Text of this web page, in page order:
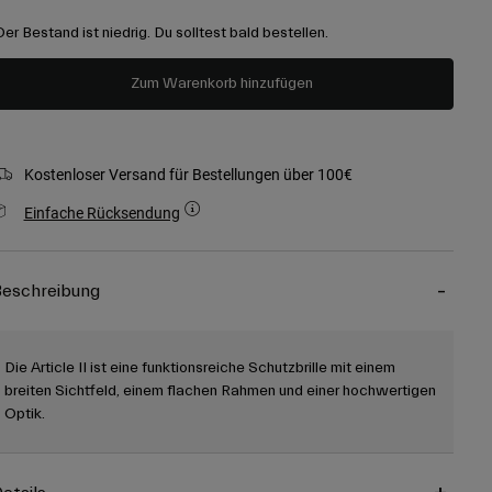
Bestand ist niedrig. Du solltest bald bestellen.
Zum Warenkorb hinzufügen
Kostenloser Versand für Bestellungen über 100€
Einfache Rücksendung
Die Article II ist eine funktionsreiche Schutzbrille mit einem
breiten Sichtfeld, einem flachen Rahmen und einer hochwertigen
Optik.